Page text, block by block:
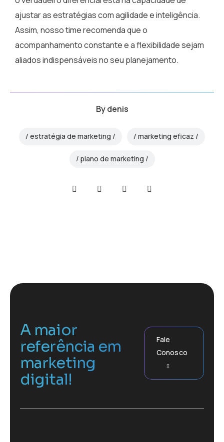
ajustar as estratégias com agilidade e inteligência.
Assim, nosso time recomenda que o
acompanhamento constante e a flexibilidade sejam
aliados indispensáveis no seu planejamento.
Bydenis
estratégia de marketing marketing eficaz
plano de marketing
A maior
referência em
marketing
digital!
Fale
Conosco